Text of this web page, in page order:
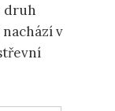
druh
v